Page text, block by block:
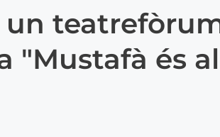
"Mustafà és al